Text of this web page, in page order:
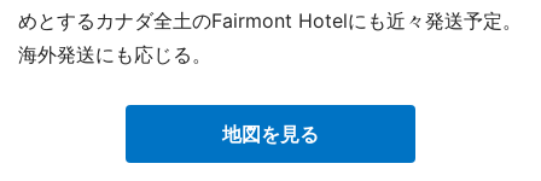
めとするカナダ全土のFairmont Hotelにも近々発送予定。
海外発送にも応じる。
地図を見る